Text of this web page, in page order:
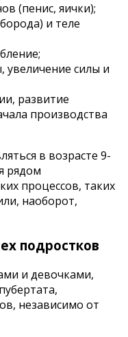
(пенис, яички);
и теле
силы и
развитие
производства
в возрасте 9-
рядом
процессов, таких
наоборот,
подростков
и девочками,
независимо от